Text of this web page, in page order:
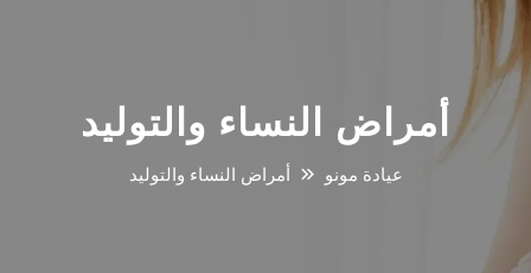
أمراض النساء والتوليد
عيادة مونو أمراض النساء والتوليد